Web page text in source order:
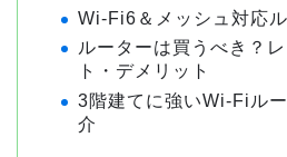
Wi-Fi6＆メッシュ対応
ルーターは買うべき？
ト・デメリット
3階建てに強いWi-Fiル
介